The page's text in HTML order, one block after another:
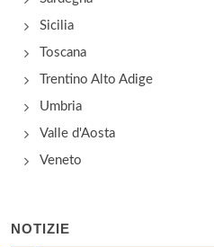
Sicilia
Toscana
Trentino Alto Adige
Umbria
Valle d'Aosta
Veneto
NOTIZIE